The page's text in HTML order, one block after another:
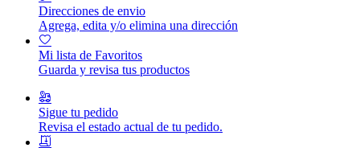
Direcciones de envio
Agrega, edita y/o elimina una dirección
Mi lista de Favoritos
Guarda y revisa tus productos
Sigue tu pedido
Revisa el estado actual de tu pedido.